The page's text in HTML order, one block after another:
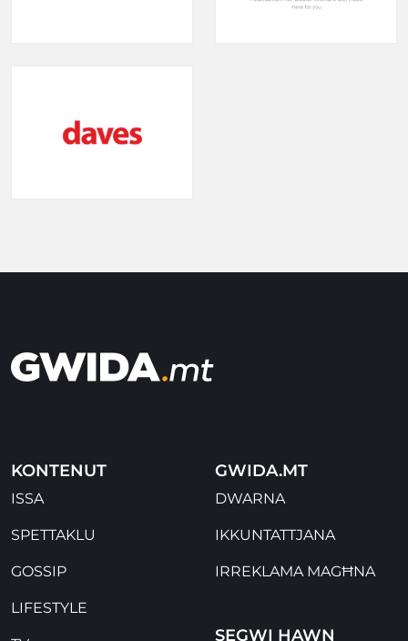
KONTENUT
ISSA
SPETTAKLU
GOSSIP
LIFESTYLE
GWIDA.MT
DWARNA
IKKUNTATTJANA
IRREKLAMA MAGĦNA
SEGWI HAWN